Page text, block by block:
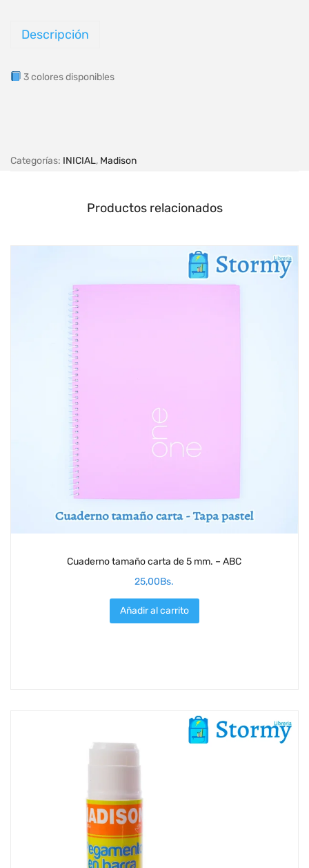
Descripción
3 colores disponibles
Categorías: INICIAL, Madison
Productos relacionados
Cuaderno tamaño carta de 5 mm. – ABC
25,00Bs.
Añadir al carrito